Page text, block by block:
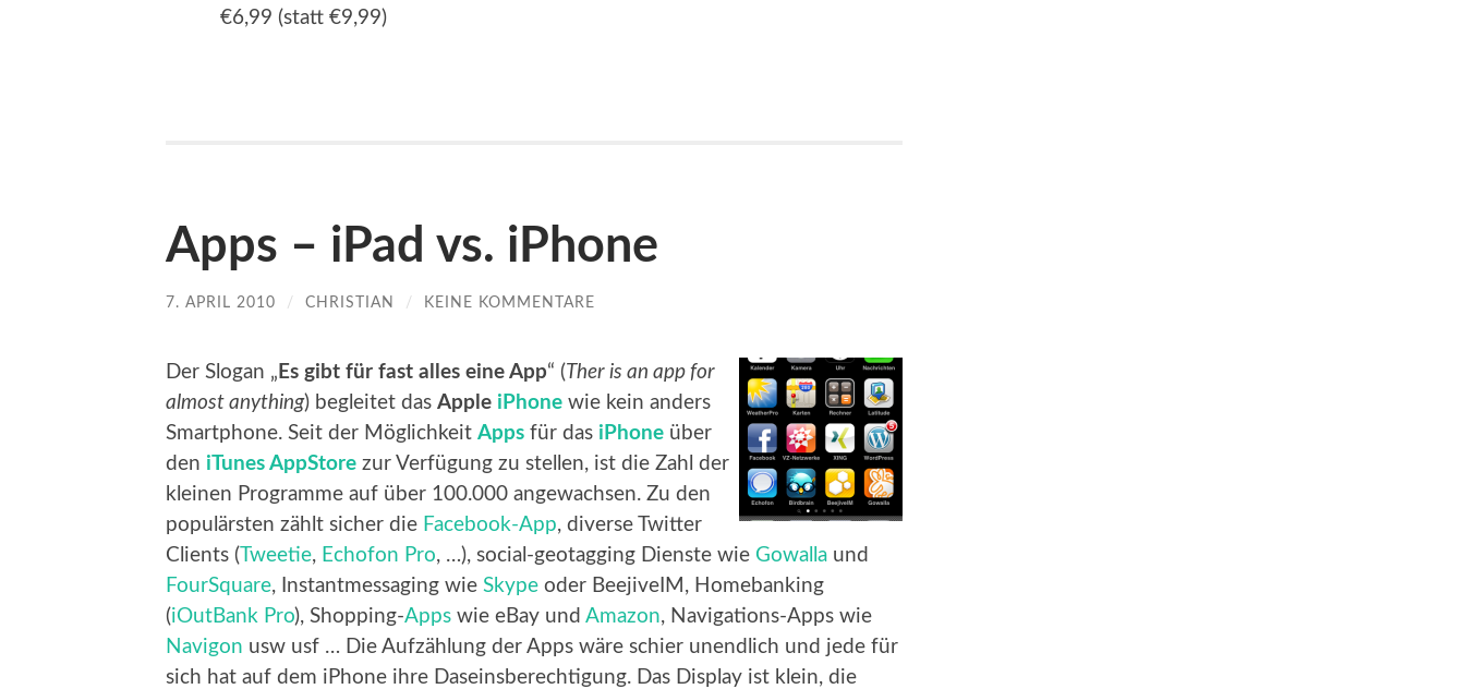
€6,99 (statt €9,99)
Apps – iPad vs. iPhone
7. APRIL 2010 / CHRISTIAN / KEINE KOMMENTARE
Der Slogan „ Es gibt für fast alles eine App“ (Ther is an app for
almost anything) begleitet das Apple iPhone wie kein anders
Smartphone. Seit der Möglichkeit Apps für das iPhone über
den iTunes AppStore zur Verfügung zu stellen, ist die Zahl der
kleinen Programme auf über 100.000 angewachsen. Zu den
populärsten zählt sicher die Facebook-App, diverse Twitter
Clients (Tweetie, Echofon Pro, …), social-geotagging Dienste wie Gowalla und
FourSquare, Instantmessaging wie Skype oder BeejiveIM, Homebanking
(iOutBank Pro), Shopping-Apps wie eBay und Amazon, Navigations-Apps wie
Navigon usw usf … Die Aufzählung der Apps wäre schier unendlich und jede für
sich hat auf dem iPhone ihre Daseinsberechtigung. Das Display ist klein, die